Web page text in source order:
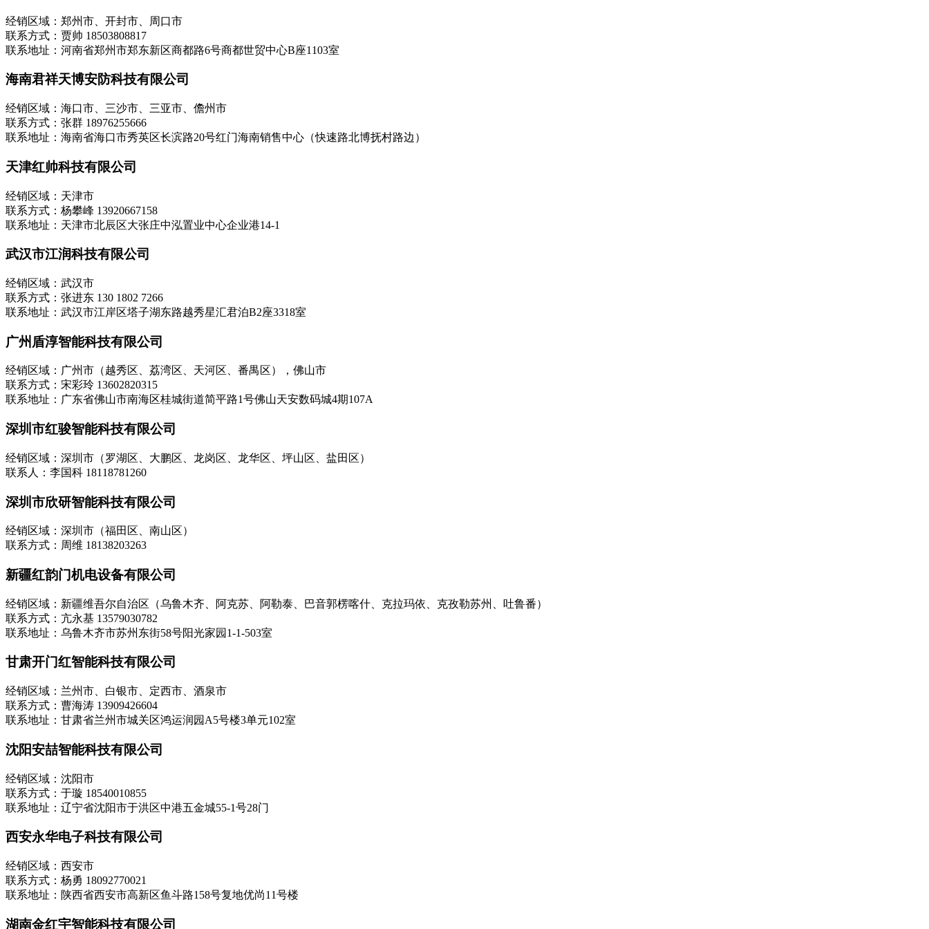
经销区域：郑州市、开封市、周口市
联系方式：贾帅 18503808817
联系地址：河南省郑州市郑东新区商都路6号商都世贸中心B座1103室
海南君祥天博安防科技有限公司
经销区域：海口市、三沙市、三亚市、儋州市
联系方式：张群 18976255666
联系地址：海南省海口市秀英区长滨路20号红门海南销售中心（快速路北博抚村路边）
天津红帅科技有限公司
经销区域：天津市
联系方式：杨攀峰 13920667158
联系地址：天津市北辰区大张庄中泓置业中心企业港14-1
武汉市江润科技有限公司
经销区域：武汉市
联系方式：张进东 130 1802 7266
联系地址：武汉市江岸区塔子湖东路越秀星汇君泊B2座3318室
广州盾淳智能科技有限公司
经销区域：广州市（越秀区、荔湾区、天河区、番禺区），佛山市
联系方式：宋彩玲 13602820315
联系地址：广东省佛山市南海区桂城街道简平路1号佛山天安数码城4期107A
深圳市红骏智能科技有限公司
经销区域：深圳市（罗湖区、大鹏区、龙岗区、龙华区、坪山区、盐田区）
联系人：李国科 18118781260
深圳市欣研智能科技有限公司
经销区域：深圳市（福田区、南山区）
联系方式：周维 18138203263
新疆红韵门机电设备有限公司
经销区域：新疆维吾尔自治区（乌鲁木齐、阿克苏、阿勒泰、巴音郭楞喀什、克拉玛依、克孜勒苏州、吐鲁番）
联系方式：亢永基 13579030782
联系地址：乌鲁木齐市苏州东街58号阳光家园1-1-503室
甘肃开门红智能科技有限公司
经销区域：兰州市、白银市、定西市、酒泉市
联系方式：曹海涛 13909426604
联系地址：甘肃省兰州市城关区鸿运润园A5号楼3单元102室
沈阳安喆智能科技有限公司
经销区域：沈阳市
联系方式：于璇 18540010855
联系地址：辽宁省沈阳市于洪区中港五金城55-1号28门
西安永华电子科技有限公司
经销区域：西安市
联系方式：杨勇 18092770021
联系地址：陕西省西安市高新区鱼斗路158号复地优尚11号楼
湖南金红宇智能科技有限公司